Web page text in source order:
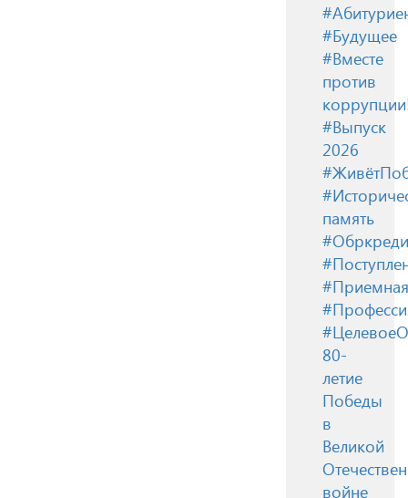
#Будущее
#Вместе
против
#Выпуск
2026
память
80-
летие
Победы
в
Великой
войне